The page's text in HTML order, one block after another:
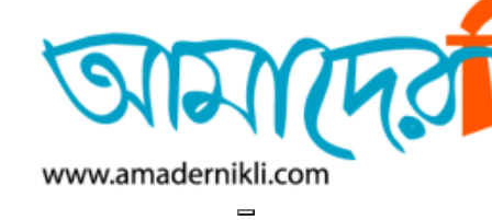
নিকলীর প্রথম অনলাইন সংবাদমাধ্যম